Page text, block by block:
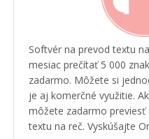
Softvér na prevod textu
mesiac prečítať 5 000
zadarmo. Môžete si
je aj komerčné využitie.
môžete zadarmo previesť
textu na reč. Vyskúšajte